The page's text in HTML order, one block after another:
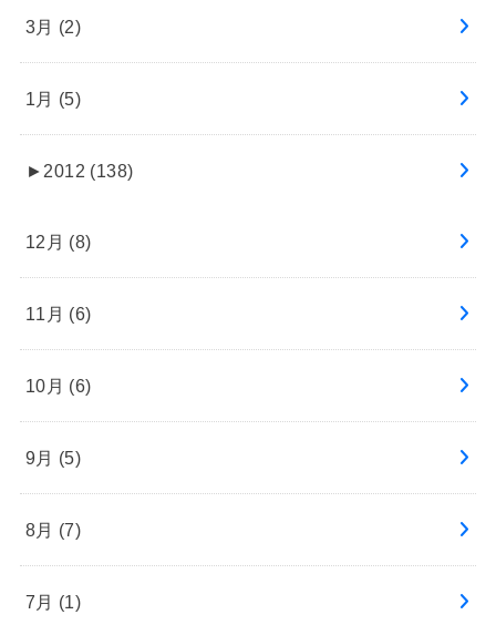
3月 (2)
1月 (5)
► 2012 (138)
12月 (8)
11月 (6)
10月 (6)
9月 (5)
8月 (7)
7月 (1)